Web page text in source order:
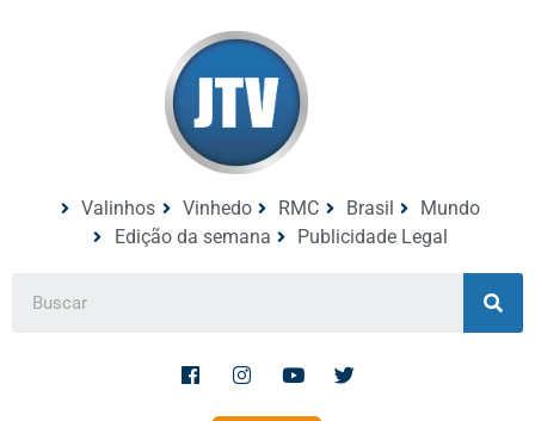
Valinhos Vinhedo RMC Brasil
Mundo
Edição da semana
Publicidade Legal